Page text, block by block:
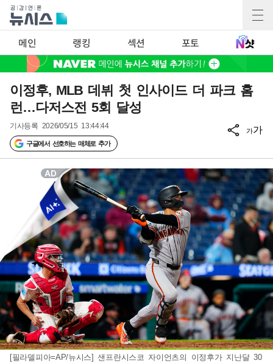
메인 랭킹 섹션 포토
이정후, MLB 데뷔 첫 인사이드 더 파크 홈
런…다저스전 5회 달성
기사등록 2026/05/15 13:44:44
구글에서 선호하는 매체로 추가
가가
[필라델피아=AP/뉴시스] 샌프란시스코 자이언츠의 이정후가 지난달 30